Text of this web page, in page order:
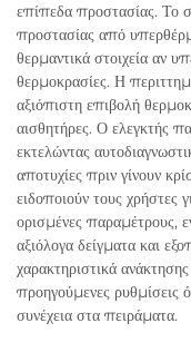
επίπεδα προστασίας. Το
προστασίας από
θερμαντικά στοιχεία αν
θερμοκρασίες. Η
αξιόπιστη επιβολή
αισθητήρες. Ο ελεγκτής
εκτελώντας
αποτυχίες πριν γίνουν
ειδοποιούν τους χρήστες
ορισμένες παραμέτρους,
αξιόλογα δείγματα και
χαρακτηριστικά
προηγούμενες ρυθμίσεις
συνέχεια στα πειράματα.